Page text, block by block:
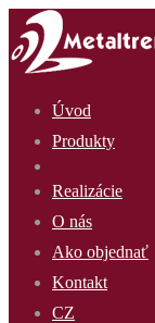
Úvod
Produkty
Realizácie
O nás
Ako objednať
Kontakt
CZ